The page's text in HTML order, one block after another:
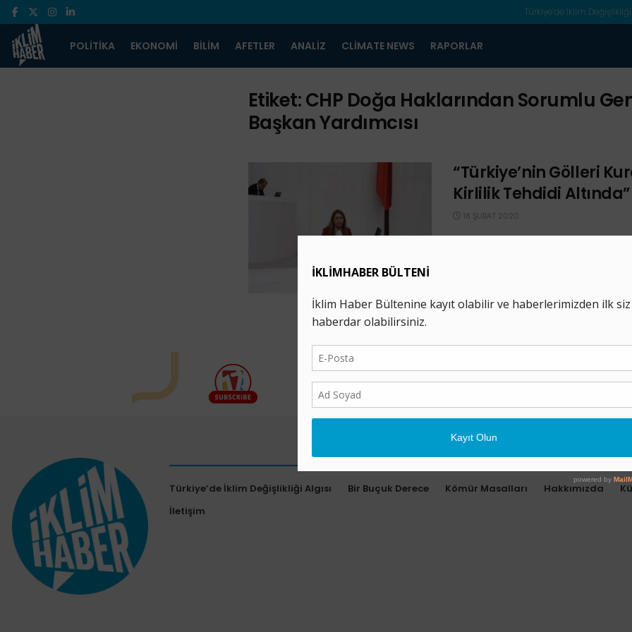
Türkiye’de İklim Değişlikliği
POLITIKA EKONOMI BILIM AFETLER ANALIZ CLIMATE NEWS RAPORLAR
Etiket:CHP Doğa Haklarından Sorumlu
Başkan Yardımcısı
“Türkiye’nin Gölleri
Kirlilik Tehdidi Altında”
18 ŞUBAT 2020
Türkiye’de İklim Değişlikliği Algısı Bir Buçuk Derece Kömür Masalları Hakkımızda
İletişim